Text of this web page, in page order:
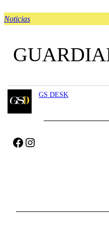
Noticias
GS DESK
Facebook Instagram